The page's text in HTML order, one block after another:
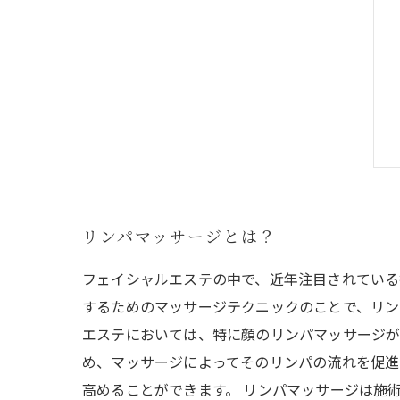
リンパマッサージとは？
フェイシャルエステの中で、近年注目されてい
するためのマッサージテクニックのことで、リ
エステにおいては、特に顔のリンパマッサージ
め、マッサージによってそのリンパの流れを促
高めることができます。 リンパマッサージは施